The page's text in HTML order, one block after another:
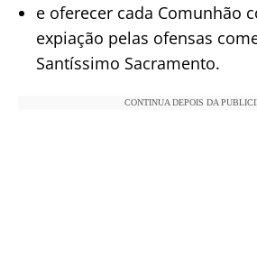
e oferecer cada Comunhão
expiação pelas ofensas
Santíssimo Sacramento.
CONTINUA DEPOIS DA